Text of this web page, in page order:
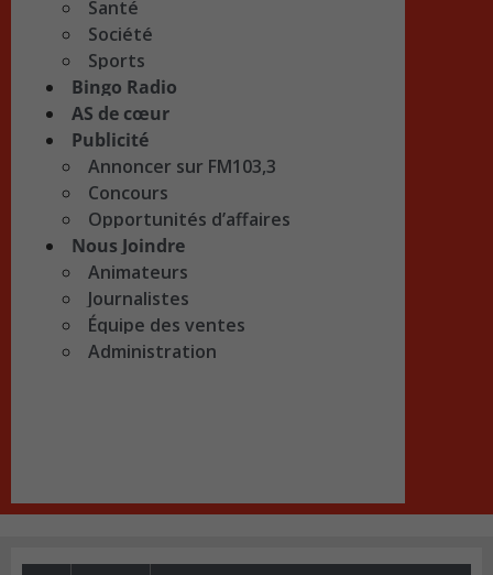
Santé
Société
Sports
Bingo Radio
AS de cœur
Publicité
Annoncer sur FM103,3
Concours
Opportunités d’affaires
Nous Joindre
Animateurs
Journalistes
Équipe des ventes
Administration